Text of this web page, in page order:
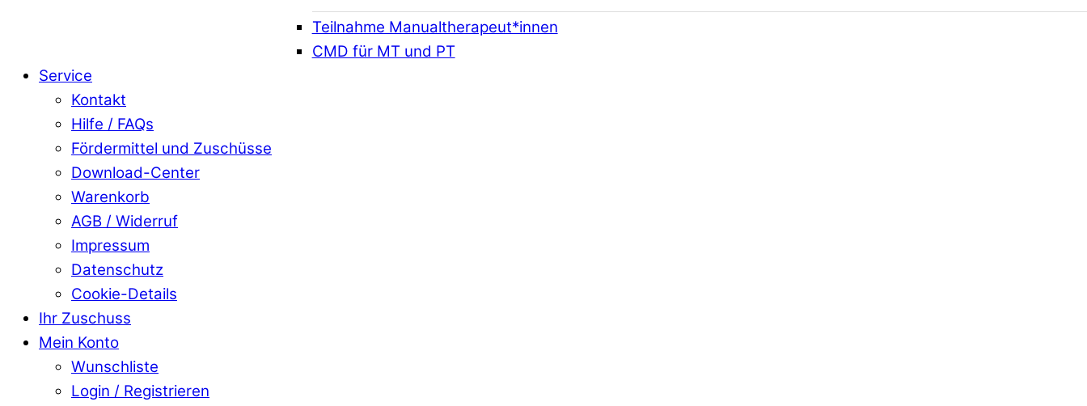
Teilnahme Manualtherapeut*innen
CMD für MT und PT
Service
Kontakt
Hilfe / FAQs
Fördermittel und Zuschüsse
Download-Center
Warenkorb
AGB / Widerruf
Impressum
Datenschutz
Cookie-Details
Ihr Zuschuss
Mein Konto
Wunschliste
Login / Registrieren